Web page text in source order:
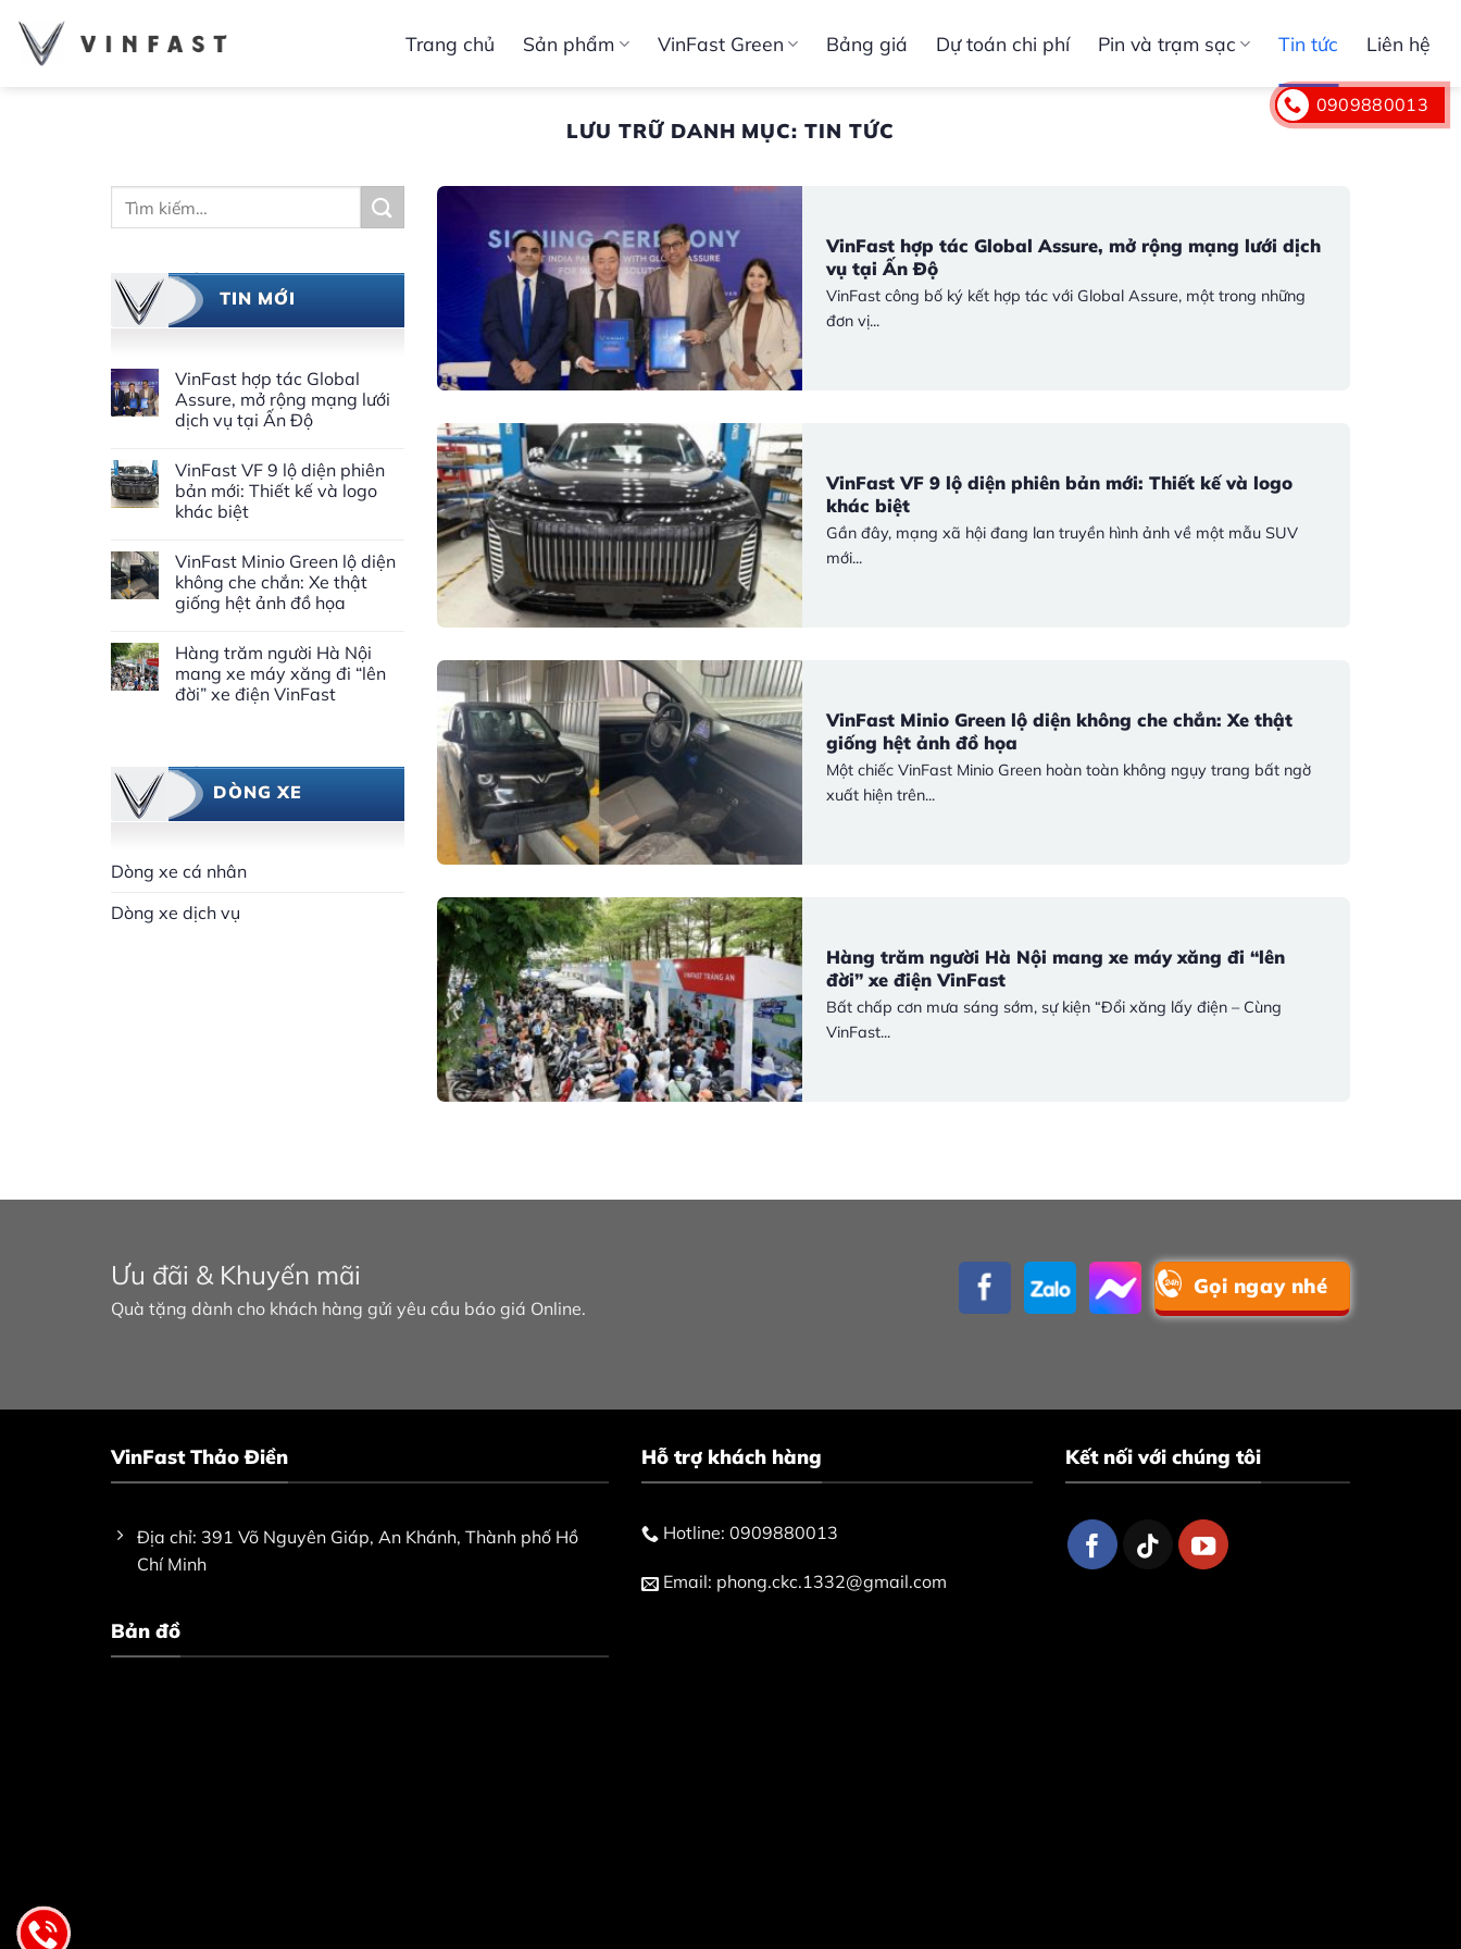
qua
Trang chủ Sản phẩm VinFast Green Bảng giá Dự toán chi phí Pin và trạm sạc Tin tức Liên hệ
0909880013
LƯU TRỮ DANH MỤC:TIN TỨC
Tìm
TIN MỚI
VinFast hợp tác Global
Assure, mở rộng mạng lưới
dịch vụ tại Ấn Độ
VinFast VF 9 lộ diện phiên
bản mới: Thiết kế và logo
khác biệt
VinFast Minio Green lộ diện
không che chắn: Xe thật
giống hệt ảnh đồ họa
Hàng trăm người Hà Nội
mang xe máy xăng đi “lên
đời” xe điện VinFast
DÒNG XE
Dòng xe cá nhân
Dòng xe dịch vụ
VinFast hợp tác Global Assure, mở rộng mạng lưới dịch
vụ tại Ấn Độ
VinFast công bố ký kết hợp tác với Global Assure, một trong những
đơn vị...
VinFast VF 9 lộ diện phiên bản mới: Thiết kế và logo
khác biệt
Gần đây, mạng xã hội đang lan truyền hình ảnh về một mẫu SUV
mới...
VinFast Minio Green lộ diện không che chắn: Xe thật
giống hệt ảnh đồ họa
Một chiếc VinFast Minio Green hoàn toàn không ngụy trang bất ngờ
xuất hiện trên...
Hàng trăm người Hà Nội mang xe máy xăng đi “lên
đời” xe điện VinFast
Bất chấp cơn mưa sáng sớm, sự kiện “Đổi xăng lấy điện – Cùng
VinFast...
Ưu đãi & Khuyến mãi
Quà tặng dành cho khách hàng gửi yêu cầu báo giá Online.
Gọi ngay nhé
VinFast Thảo Điền
Địa chỉ: 391 Võ Nguyên Giáp, An Khánh, Thành phố Hồ
Chí Minh
Bản đồ
Hỗ trợ khách hàng
Hotline: 0909880013
Email: phong.ckc.1332@gmail.com
Kết nối với chúng tôi